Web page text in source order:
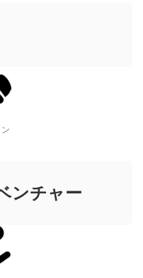
ンチャー